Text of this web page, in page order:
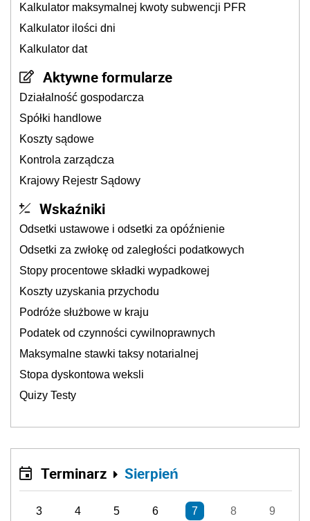
Kalkulator maksymalnej kwoty subwencji PFR
Kalkulator ilości dni
Kalkulator dat
Aktywne formularze
Działalność gospodarcza
Spółki handlowe
Koszty sądowe
Kontrola zarządcza
Krajowy Rejestr Sądowy
Wskaźniki
Odsetki ustawowe i odsetki za opóźnienie
Odsetki za zwłokę od zaległości podatkowych
Stopy procentowe składki wypadkowej
Koszty uzyskania przychodu
Podróże służbowe w kraju
Podatek od czynności cywilnoprawnych
Maksymalne stawki taksy notarialnej
Stopa dyskontowa weksli
Quizy Testy
Terminarz Sierpień
3 4 5 6 7 8 9